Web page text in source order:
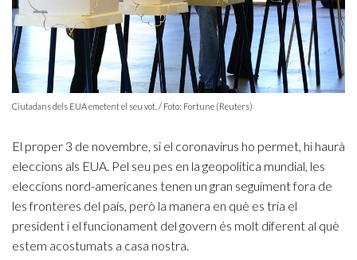
Ciutadans dels EUA emetent el seu vot. / Foto: Fortune (Reuters)
El proper 3 de novembre, si el coronavirus ho permet, hi haurà
eleccions als EUA. Pel seu pes en la geopolítica mundial, les
eleccions nord-americanes tenen un gran seguiment fora de
les fronteres del país, però la manera en què es tria el
president i el funcionament del govern és molt diferent al què
estem acostumats a casa nostra.